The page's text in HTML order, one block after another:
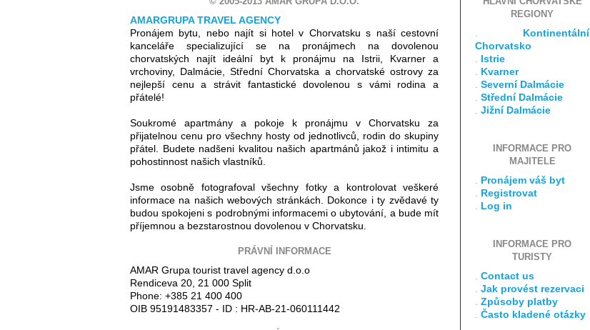
AMARGRUPA TRAVEL AGENCY
Pronájem bytu, nebo najít si hotel v Chorvatsku s naší cestovní
kanceláře specializující se na pronájmech na dovolenou
chorvatských najít ideální byt k pronájmu na Istrii, Kvarner a
vrchoviny, Dalmácie, Střední Chorvatska a chorvatské ostrovy za
nejlepší cenu a strávit fantastické dovolenou s vámi rodina a
přátelé!
Soukromé apartmány a pokoje k pronájmu v Chorvatsku za
přijatelnou cenu pro všechny hosty od jednotlivců, rodin do skupiny
přátel. Budete nadšeni kvalitou našich apartmánů jakož i intimitu a
pohostinnost našich vlastníků.
Jsme osobně fotografoval všechny fotky a kontrolovat veškeré
informace na našich webových stránkách. Dokonce i ty zvědavé ty
budou spokojeni s podrobnými informacemi o ubytování, a bude mít
příjemnou a bezstarostnou dovolenou v Chorvatsku.
PRÁVNÍ INFORMACE
AMAR Grupa tourist travel agency d.o.o
Rendiceva 20, 21 000 Split
Phone: +385 21 400 400
OIB 95191483357 - ID : HR-AB-21-060111442
REGIONY
Kontinentální
Chorvatsko
Istrie
Kvarner
Severní Dalmácie
Střední Dalmácie
Jižní Dalmácie
INFORMACE PRO
MAJITELE
Pronájem váš byt
Registrovat
Log in
INFORMACE PRO
TURISTY
Contact us
Jak provést rezervaci
Způsoby platby
Často kladené otázky